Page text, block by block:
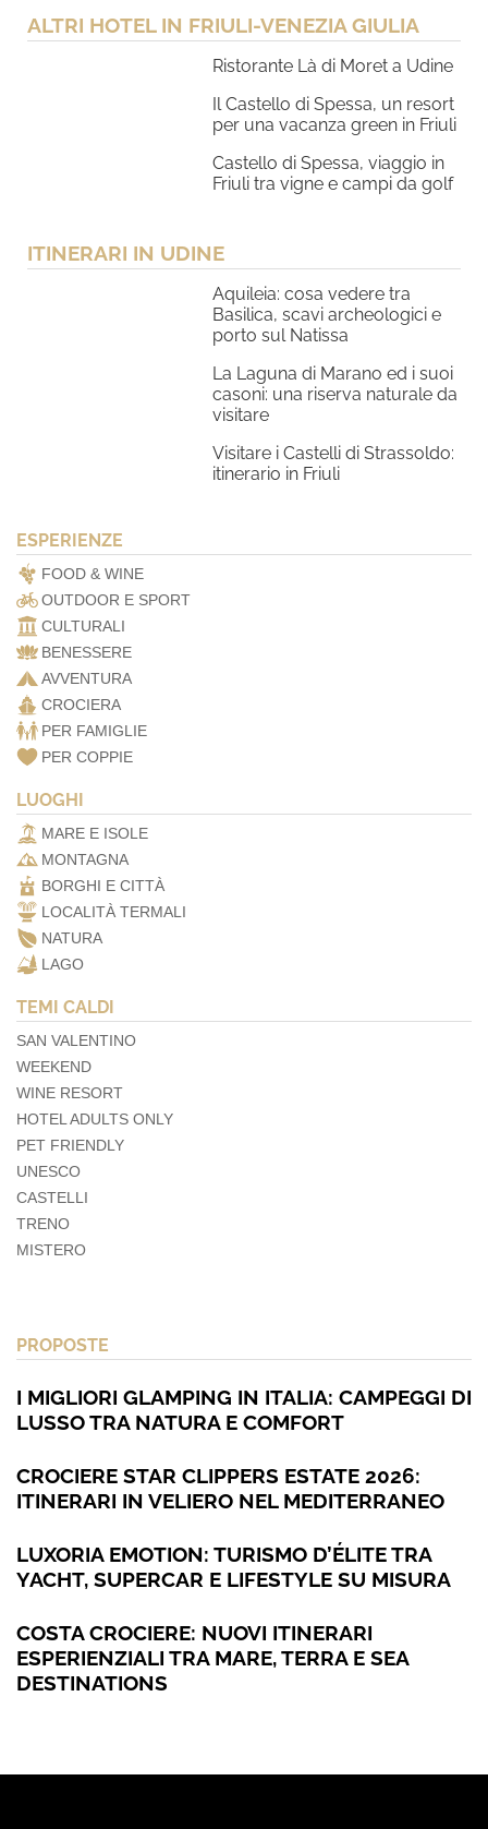
ALTRI HOTEL IN FRIULI-VENEZIA GIULIA
Ristorante Là di Moret a Udine
Il Castello di Spessa, un resort
per una vacanza green in Friuli
Castello di Spessa, viaggio in
Friuli tra vigne e campi da golf
ITINERARI IN UDINE
Aquileia: cosa vedere tra
Basilica, scavi archeologici e
porto sul Natissa
La Laguna di Marano ed i suoi
casoni: una riserva naturale da
visitare
Visitare i Castelli di Strassoldo:
itinerario in Friuli
ESPERIENZE
FOOD & WINE
OUTDOOR E SPORT
CULTURALI
BENESSERE
AVVENTURA
CROCIERA
PER FAMIGLIE
PER COPPIE
LUOGHI
MARE E ISOLE
MONTAGNA
BORGHI E CITTÀ
LOCALITÀ TERMALI
NATURA
LAGO
TEMI CALDI
SAN VALENTINO
WEEKEND
WINE RESORT
HOTEL ADULTS ONLY
PET FRIENDLY
UNESCO
CASTELLI
TRENO
MISTERO
PROPOSTE
I MIGLIORI GLAMPING IN ITALIA: CAMPEGGI DI
LUSSO TRA NATURA E COMFORT
CROCIERE STAR CLIPPERS ESTATE 2026:
ITINERARI IN VELIERO NEL MEDITERRANEO
LUXORIA EMOTION: TURISMO D’ÉLITE TRA
YACHT, SUPERCAR E LIFESTYLE SU MISURA
COSTA CROCIERE: NUOVI ITINERARI
ESPERIENZIALI TRA MARE, TERRA E SEA
DESTINATIONS